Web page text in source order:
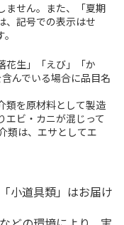
ません。また、「夏期
、記号での表示はせ
花生」「えび」「か
んでいる場合に品目名
類を原材料として製造
エビ・カニが混じって
類は、エサとしてエ
小道具類」はお届け